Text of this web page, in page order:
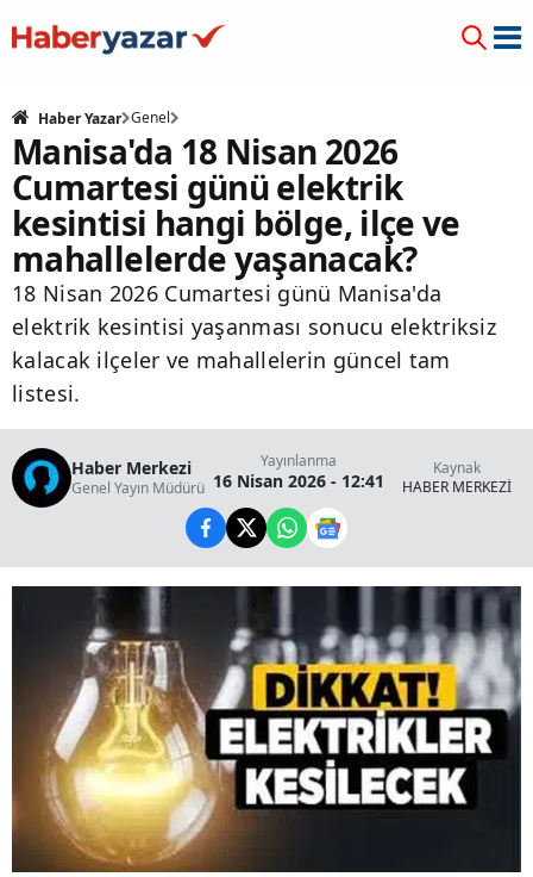
Haber Yazar Genel
Manisa'da 18 Nisan 2026
Cumartesi günü elektrik
kesintisi hangi bölge, ilçe ve
mahallelerde yaşanacak?
18 Nisan 2026 Cumartesi günü Manisa'da
elektrik kesintisi yaşanması sonucu elektriksiz
kalacak ilçeler ve mahallelerin güncel tam
listesi.
Haber Merkezi
Genel Yayın Müdürü
Yayınlanma
16 Nisan 2026 - 12:41
Kaynak
HABER MERKEZİ